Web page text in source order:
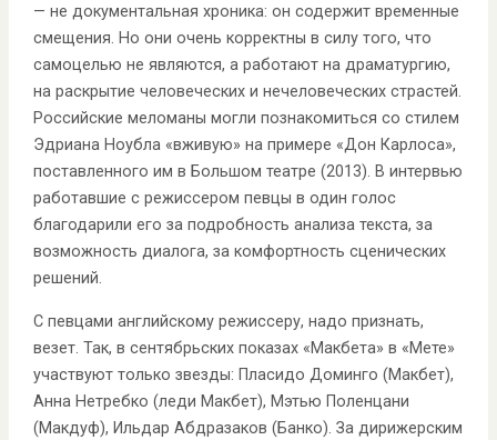
— не документальная хроника: он содержит временные
смещения. Но они очень корректны в силу того, что
самоцелью не являются, а работают на драматургию,
на раскрытие человеческих и нечеловеческих страстей.
Российские меломаны могли познакомиться со стилем
Эдриана Ноубла «вживую» на примере «Дон Карлоса»,
поставленного им в Большом театре (2013). В интервью
работавшие с режиссером певцы в один голос
благодарили его за подробность анализа текста, за
возможность диалога, за комфортность сценических
решений.
С певцами английскому режиссеру, надо признать,
везет. Так, в сентябрьских показах «Макбета» в «Мете»
участвуют только звезды: Пласидо Доминго (Макбет),
Анна Нетребко (леди Макбет), Мэтью Поленцани
(Макдуф), Ильдар Абдразаков (Банко). За дирижерским